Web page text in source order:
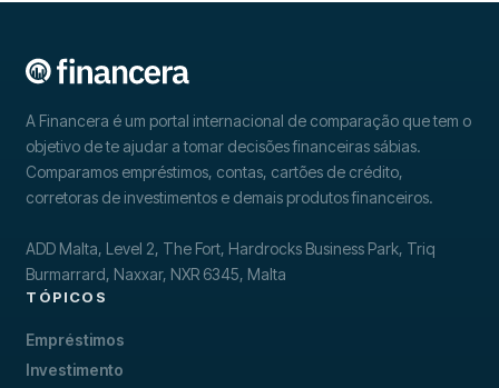
A Financera é um portal internacional de comparação que tem o
objetivo de te ajudar a tomar decisões financeiras sábias.
Comparamos empréstimos, contas, cartões de crédito,
corretoras de investimentos e demais produtos financeiros.
ADD Malta, Level 2, The Fort, Hardrocks Business Park, Triq
Burmarrard, Naxxar, NXR 6345, Malta
TÓPICOS
Empréstimos
Investimento